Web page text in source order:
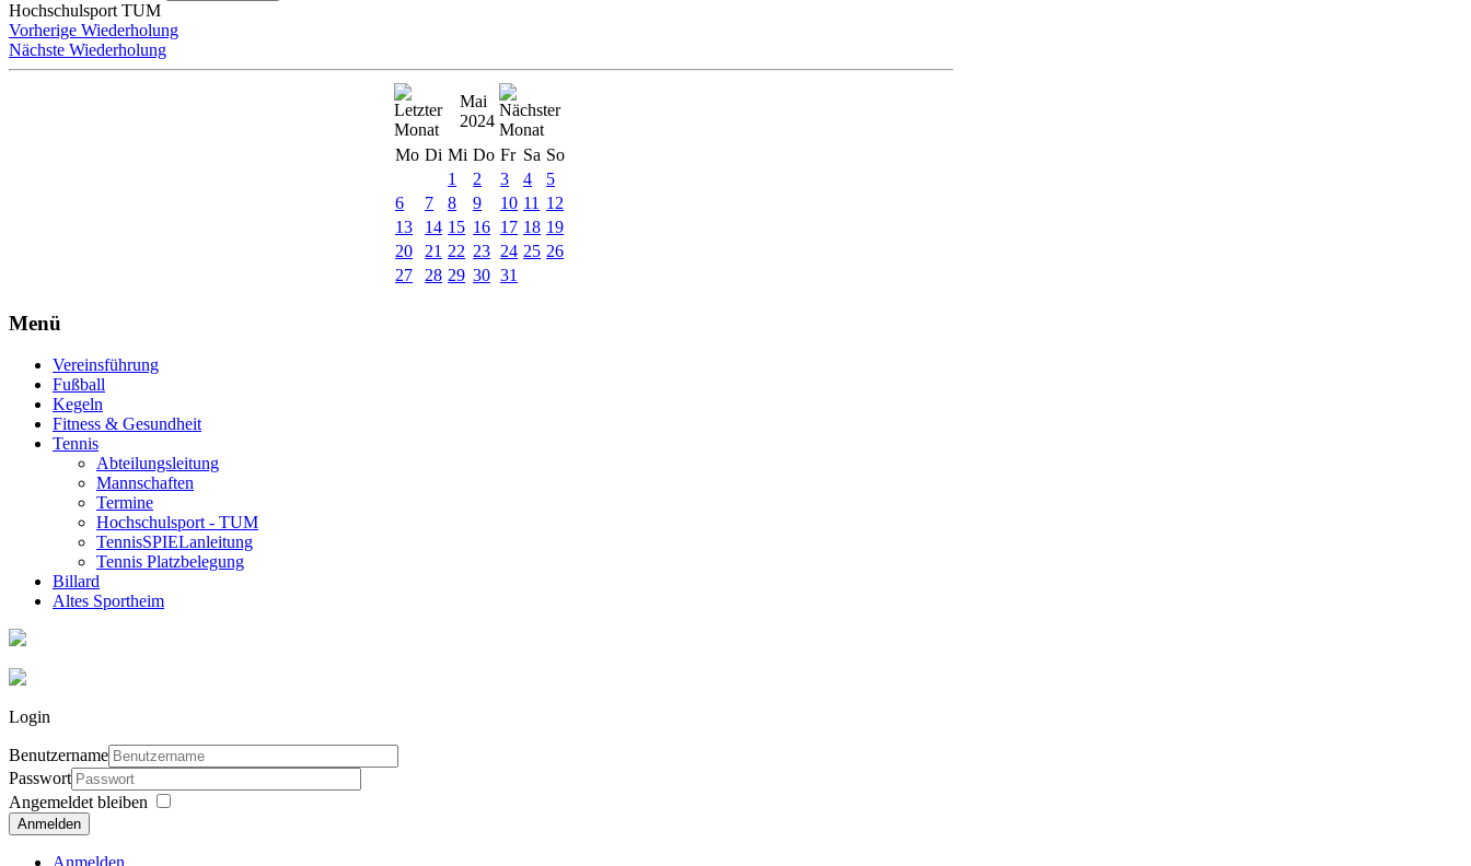
Hochschulsport TUM
Vorherige Wiederholung
Nächste Wiederholung
Mai
2024
Mo Di Mi Do Fr Sa So
1
2 3 4
5
6
7 8 9 10 11 12
13
14 15 16 17 18 19
20
21 22 23 24 25 26
27
28 29 30 31
Menü
Vereinsführung
Fußball
Kegeln
Fitness & Gesundheit
Tennis
Abteilungsleitung
Mannschaften
Termine
Hochschulsport - TUM
TennisSPIELanleitung
Tennis Platzbelegung
Billard
Altes Sportheim
Login
Benutzername
Passwort
Angemeldet bleiben
Anmelden